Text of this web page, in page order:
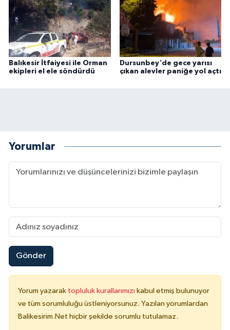
Balıkesir İtfaiyesi ile Orman
ekipleri el ele söndürdü
Dursunbey'de gece yarısı
çıkan alevler paniğe yol açtı
Yorumlar
Gönder
Yorum yazarak topluluk kurallarımızı kabul etmiş bulunuyor
ve tüm sorumluluğu üstleniyorsunuz. Yazılan yorumlardan
Balikesirim.Net hiçbir şekilde sorumlu tutulamaz.